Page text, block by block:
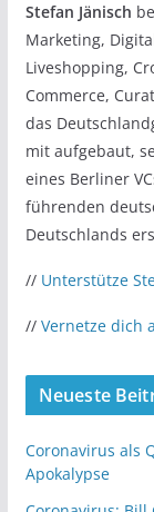
Stefan Jänisch
Marketing,
Liveshopping,
Commerce,
das
mit aufgebaut,
eines Berliner
führenden
Deutschlands
// Unterstütze
// Vernetze dich
Neueste
Coronavirus als
Apokalypse